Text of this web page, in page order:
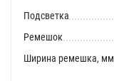
Подсветка
Ремешок
Ширина ремешка, мм